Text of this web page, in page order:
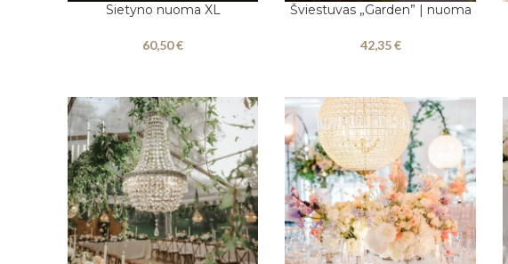
Į KREPŠELĮSietyno nuoma XL
60,50€
Į KREPŠELĮ
Šviestuvas „Garden” | nuoma
42,35€